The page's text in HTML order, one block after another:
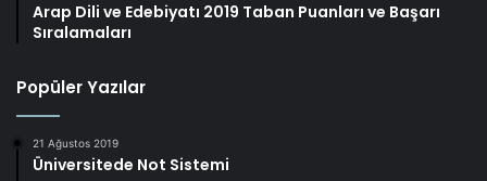
Arap Dili ve Edebiyatı 2019 Taban Puanları ve Başarı
Sıralamaları
Popüler Yazılar
21 Ağustos 2019
Üniversitede Not Sistemi